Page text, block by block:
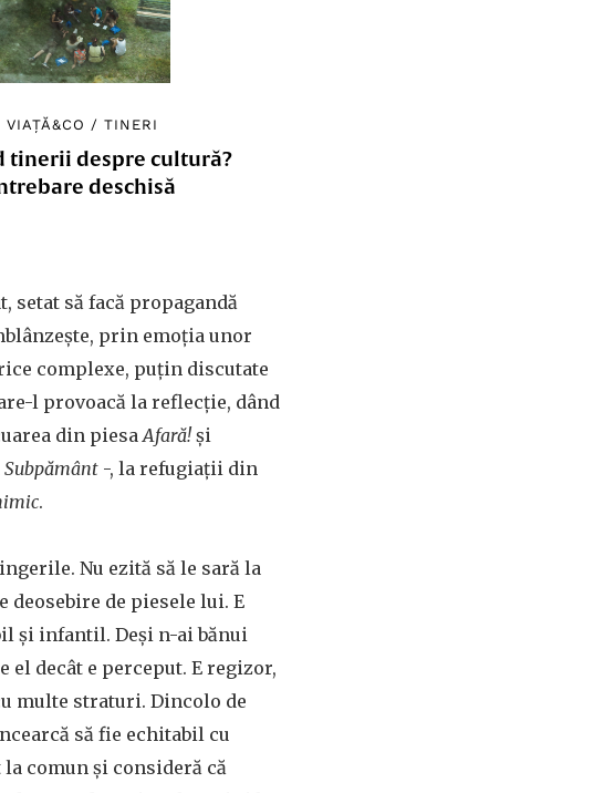
VIAȚĂ&CO /TINERI
tinerii despre cultură?
deschisă
setat să facă propagandă
prin emoția unor
complexe, puțin discutate
l provoacă la reflecție, dând
din piesaAfară! și
Subpământ -, la refugiații din
.
Nu ezită să le sară la
de piesele lui. E
și infantil. Deși n-ai bănui
decât e perceput. E regizor,
multe straturi. Dincolo de
să fie echitabil cu
comun și consideră că